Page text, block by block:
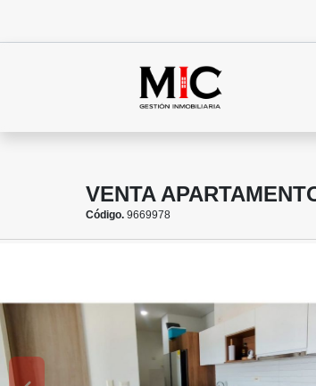
VENTA
Código. 9669978